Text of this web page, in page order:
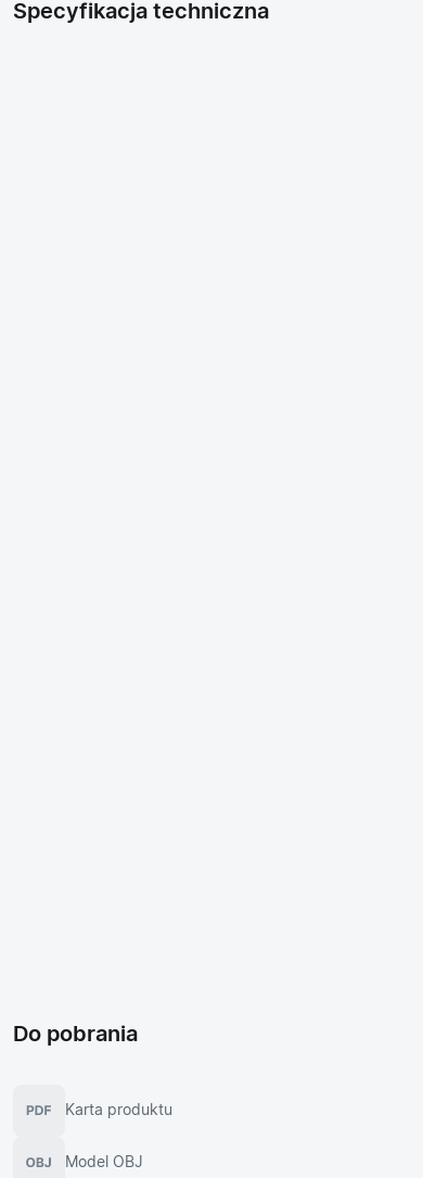
Specyfikacja techniczna
Do pobrania
Karta produktu
Model OBJ